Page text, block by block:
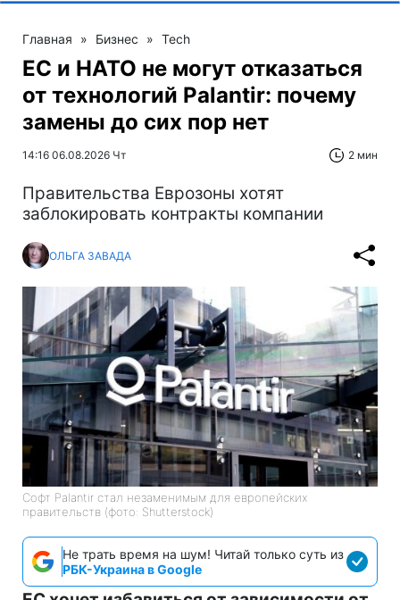
Главная » Бизнес » Tech
ЕС и НАТО не могут отказаться
от технологий Palantir: почему
замены до сих пор нет
14:16 06.08.2026 Чт 2 мин
Правительства Еврозоны хотят
заблокировать контракты компании
ОЛЬГА ЗАВАДА
Софт Palantir стал незаменимым для европейских
правительств (фото: Shutterstock)
Не трать время на шум! Читай только суть из
РБК-Украина в Google